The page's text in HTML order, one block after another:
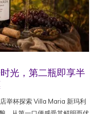
光，第二瓶即享半
举杯探索 Villa Maria 新玛利